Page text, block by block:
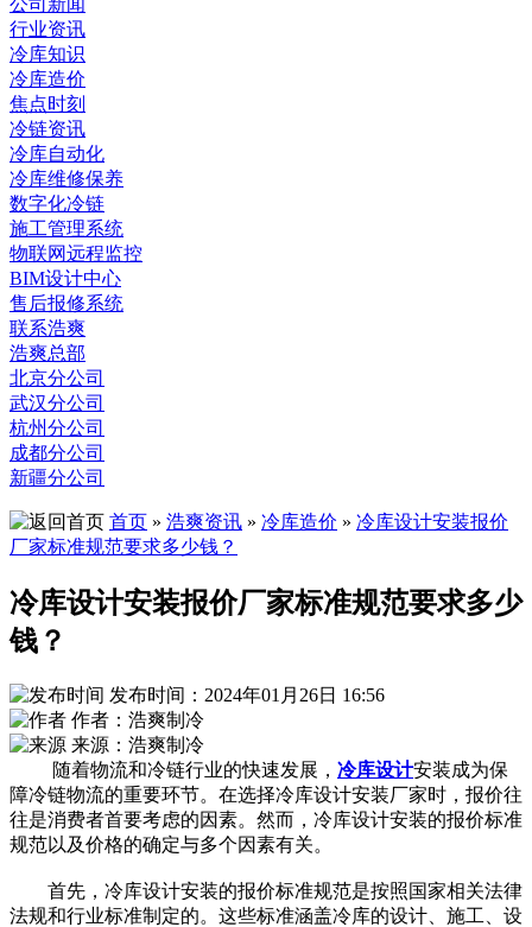
公司新闻
行业资讯
冷库知识
冷库造价
焦点时刻
冷链资讯
冷库自动化
冷库维修保养
数字化冷链
施工管理系统
物联网远程监控
BIM设计中心
售后报修系统
联系浩爽
浩爽总部
北京分公司
武汉分公司
杭州分公司
成都分公司
新疆分公司
首页 » 浩爽资讯 » 冷库造价 » 冷库设计安装报价
厂家标准规范要求多少钱？
冷库设计安装报价厂家标准规范要求多少
钱？
发布时间：2024年01月26日 16:56
作者：浩爽制冷
来源：浩爽制冷
随着物流和冷链行业的快速发展， 冷库设计安装成为保
障冷链物流的重要环节。在选择冷库设计安装厂家时，报价往
往是消费者首要考虑的因素。然而，冷库设计安装的报价标准
规范以及价格的确定与多个因素有关。
首先，冷库设计安装的报价标准规范是按照国家相关法律
法规和行业标准制定的。这些标准涵盖冷库的设计、施工、设